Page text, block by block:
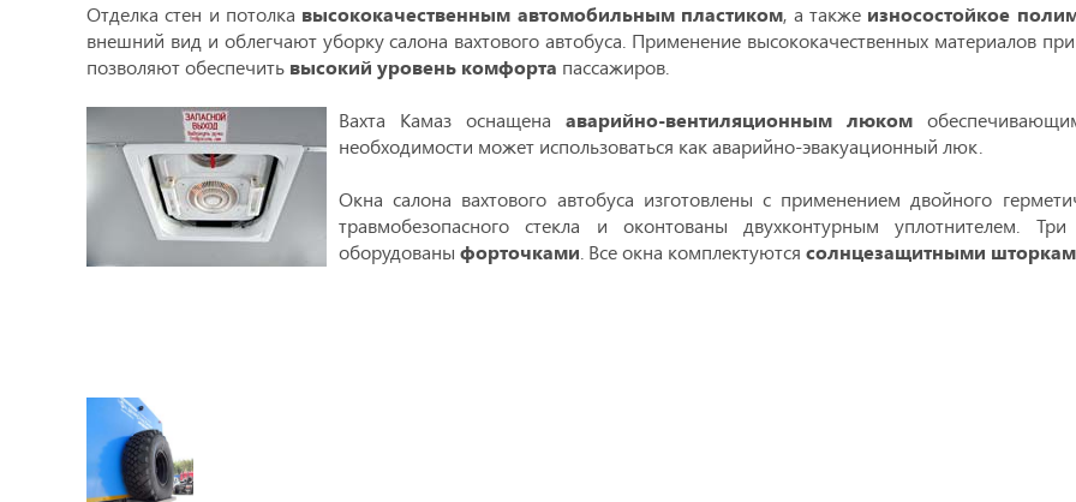
Отделка стен и потолка высококачественным автомобильным пластиком, а также износостойкое
внешний вид и облегчают уборку салона вахтового автобуса. Применение высококачественных материалов при
позволяют обеспечить высокий уровень комфорта пассажиров.
Вахта Камаз оснащена аварийно-вентиляционным люком
необходимости может использоваться как аварийно-эвакуационный люк.
Окна салона вахтового автобуса изготовлены с применением двойного
травмобезопасного стекла и оконтованы двухконтурным уплотнителем.
оборудованы форточками . Все окна комплектуются солнцезащитными